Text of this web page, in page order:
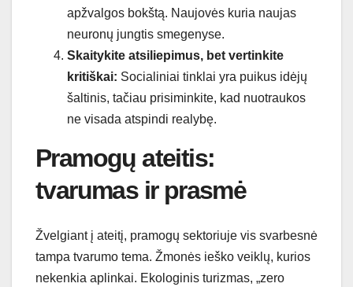
apžvalgos bokštą. Naujovės kuria naujas
neuronų jungtis smegenyse.
Skaitykite atsiliepimus, bet vertinkite
kritiškai: Socialiniai tinklai yra puikus idėjų
šaltinis, tačiau prisiminkite, kad nuotraukos
ne visada atspindi realybę.
Pramogų ateitis:
tvarumas ir prasmė
Žvelgiant į ateitį, pramogų sektoriuje vis svarbesnė
tampa tvarumo tema. Žmonės ieško veiklų, kurios
nekenkia aplinkai. Ekologinis turizmas, „zero